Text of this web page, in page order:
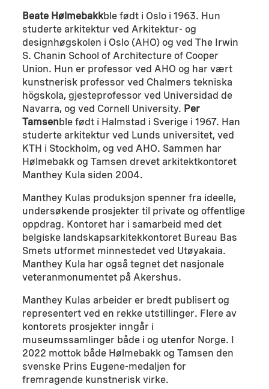
Beate Hølmebakkble født i Oslo i 1963. Hun
studerte arkitektur ved Arkitektur- og
designhøgskolen i Oslo (AHO) og ved The Irwin
S. Chanin School of Architecture of Cooper
Union. Hun er professor ved AHO og har vært
kunstnerisk professor ved Chalmers tekniska
högskola, gjesteprofessor ved Universidad de
Navarra, og ved Cornell University. Per
Tamsen ble født i Halmstad i Sverige i 1967. Han
studerte arkitektur ved Lunds universitet, ved
KTH i Stockholm, og ved AHO. Sammen har
Hølmebakk og Tamsen drevet arkitektkontoret
Manthey Kula siden 2004.
Manthey Kulas produksjon spenner fra ideelle,
undersøkende prosjekter til private og offentlige
oppdrag. Kontoret har i samarbeid med det
belgiske landskapsarkitekkontoret Bureau Bas
Smets utformet minnestedet ved Utøyakaia.
Manthey Kula har også tegnet det nasjonale
veteranmonumentet på Akershus.
Manthey Kulas arbeider er bredt publisert og
representert ved en rekke utstillinger. Flere av
kontorets prosjekter inngår i
museumssamlinger både i og utenfor Norge. I
2022 mottok både Hølmebakk og Tamsen den
svenske Prins Eugene-medaljen for
fremragende kunstnerisk virke.